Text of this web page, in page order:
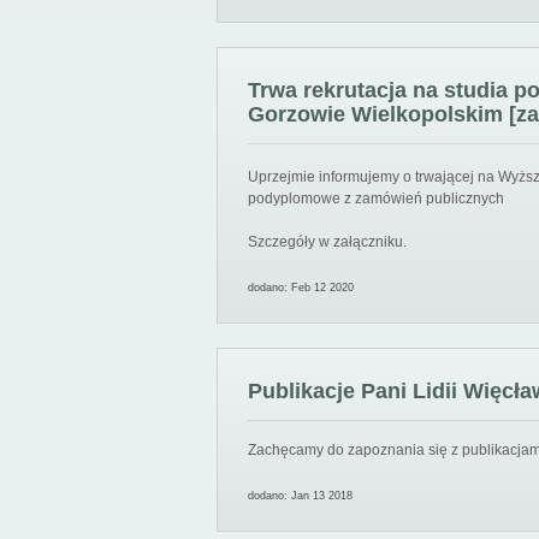
Trwa rekrutacja na studia
Gorzowie Wielkopolskim
Uprzejmie informujemy o trwającej na
podyplomowe z zamówień publicznych
Szczegóły w załączniku.
dodano: Feb 12 2020
Publikacje Pani Lidii
Zachęcamy do zapoznania się z
dodano: Jan 13 2018